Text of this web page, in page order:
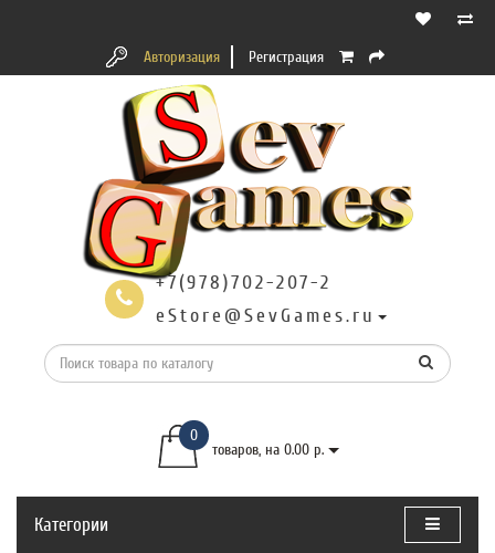
Авторизация Регистрация
+7(978)702-207-2
eStore@SevGames.ru
0
товаров, на 0.00 р.
Категории